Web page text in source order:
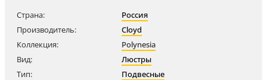
Страна:
Россия
Производитель:
Cloyd
Коллекция:
Polynesia
Вид:
Люстры
Тип:
Подвесные